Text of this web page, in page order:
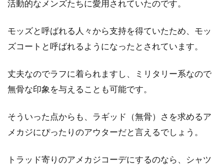
活動的なメンズたちに愛用されていたのです。
モッズと呼ばれる人々から支持を得ていたため、モッ
ズコートと呼ばれるようになったとされています。
丈夫なのでラフに着られますし、ミリタリー系なので
無骨な印象を与えることも可能です。
そういった点からも、ラギッド（無骨）さを求めるア
メカジにぴったりのアウターだと言えるでしょう。
トラッド寄りのアメカジコーデにするのなら、シャツ